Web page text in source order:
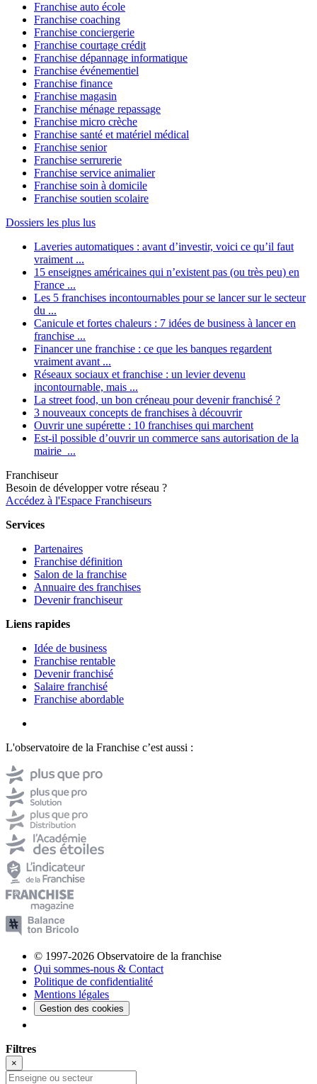
Franchise auto école
Franchise coaching
Franchise conciergerie
Franchise courtage crédit
Franchise dépannage informatique
Franchise événementiel
Franchise finance
Franchise magasin
Franchise ménage repassage
Franchise micro crèche
Franchise santé et matériel médical
Franchise senior
Franchise serrurerie
Franchise service animalier
Franchise soin à domicile
Franchise soutien scolaire
Dossiers les plus lus
Laveries automatiques : avant d’investir, voici ce qu’il faut
vraiment ...
15 enseignes américaines qui n’existent pas (ou très peu) en
France ...
Les 5 franchises incontournables pour se lancer sur le secteur
du ...
Canicule et fortes chaleurs : 7 idées de business à lancer en
franchise ...
Financer une franchise : ce que les banques regardent
vraiment avant ...
Réseaux sociaux et franchise : un levier devenu
incontournable, mais ...
La street food, un bon créneau pour devenir franchisé ?
3 nouveaux concepts de franchises à découvrir
Ouvrir une supérette : 10 franchises qui marchent
Est-il possible d’ouvrir un commerce sans autorisation de la
mairie ...
Franchiseur
Besoin de développer votre réseau ?
Accédez à l'Espace Franchiseurs
Services
Partenaires
Franchise définition
Salon de la franchise
Annuaire des franchises
Devenir franchiseur
Liens rapides
Idée de business
Franchise rentable
Devenir franchisé
Salaire franchisé
Franchise abordable
L'observatoire de la Franchise c’est aussi :
© 1997-2026 Observatoire de la franchise
Qui sommes-nous & Contact
Politique de confidentialité
Mentions légales
Gestion des cookies
Filtres
×